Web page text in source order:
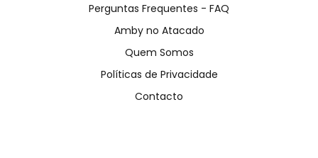
Perguntas Frequentes - FAQ
Amby no Atacado
Quem Somos
Políticas de Privacidade
Contacto